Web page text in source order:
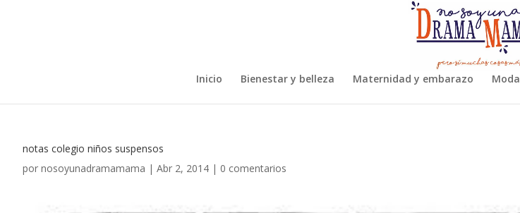
Inicio Bienestar y belleza Maternidad y embarazo Moda
notas colegio niños suspensos
por nosoyunadramamama | Abr 2, 2014 | 0 comentarios